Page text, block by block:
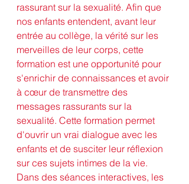
rassurant sur la sexualité. Afin que
nos enfants entendent, avant leur
entrée au collège, la vérité sur les
merveilles de leur corps, cette
formation est une opportunité pour
s'enrichir de connaissances et avoir
à cœur de transmettre des
messages rassurants sur la
sexualité. Cette formation permet
d'ouvrir un vrai dialogue avec les
enfants et de susciter leur réflexion
sur ces sujets intimes de la vie.
Dans des séances interactives, les